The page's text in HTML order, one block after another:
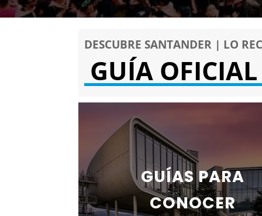
DESCUBRE SANTANDER | LO
GUÍA
GUÍAS PARA
CONOCER